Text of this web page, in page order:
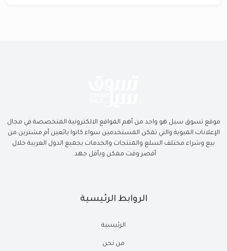
موقع تسوق سيل هو واحد من أهم المواقع الالكترونية المتخصصة في مجال
الإعلانات المبوبة والتي تمكن المستخدمين سواء كانوا بائعين أم مشترين من
بيع وشراء مختلف السلع والمنتجات والخدمات بجميع الدول العربية خلال
أقصر وقت ممكن وبأقل جهد .
الروابط الرئيسية
الرئيسية
من نحن